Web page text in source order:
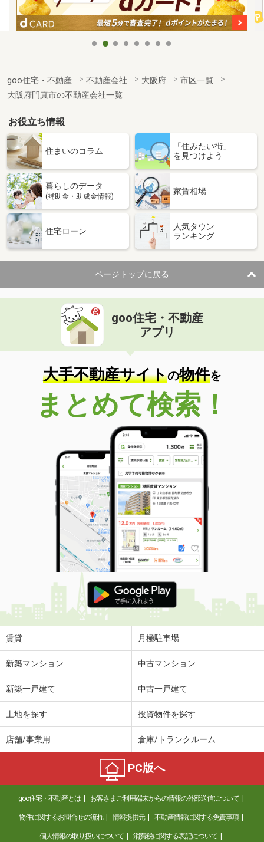
goo住宅・不動産 不動産会社 大阪府
市区一覧
大阪府門真市の不動産会社一覧
お役立ち情報
住まいのコラム
「住みたい街」
を見つけよう
暮らしのデータ
(補助金・助成金情報)
家賃相場
住宅ローン
人気タウン
ランキング
ページトップに戻る
goo住宅・不動産
アプリ
大手不動産サイトの物件を
まとめて検索！
賃貸 月極駐車場
新築マンション 中古マンション
新築一戸建て 中古一戸建て
土地を探す 投資物件を探す
店舗/事業用 倉庫/トランクルーム
PC版へ
goo住宅・不動産とは お客さまご利用端末からの情報の外部送信について
物件に関するお問合せの流れ 情報提供元 不動産情報に関する免責事項
個人情報の取り扱いについて 消費税に関する表記について